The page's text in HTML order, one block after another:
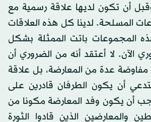
أن تكون لديها علاقة رسمية مع
المسلحة. لدينا كل هذه العلاقات
المجموعات باتت الممثلة بشكل
الآن. لا أعتقد أنه من الضروري أن
عدة من المعارضة، بل علاقة
أن يكون الطرفان قادرين على
أن يكون وفد المعارضة مكونا من
والمعارضين الذين قادوا الثورة